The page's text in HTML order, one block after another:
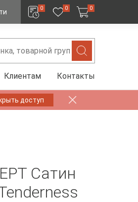
0 0 0
Клиентам Контакты
доступ
Сатин